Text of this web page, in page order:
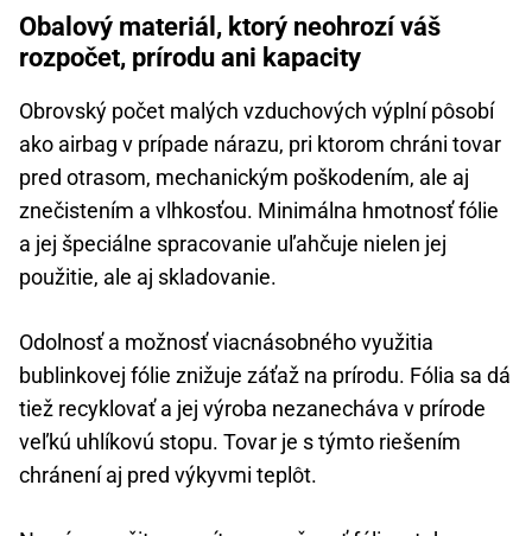
Obalový materiál, ktorý neohrozí váš
rozpočet, prírodu ani kapacity
Obrovský počet malých vzduchových výplní pôsobí
ako airbag v prípade nárazu, pri ktorom chráni tovar
pred otrasom, mechanickým poškodením, ale aj
znečistením a vlhkosťou. Minimálna hmotnosť fólie
a jej špeciálne spracovanie uľahčuje nielen jej
použitie, ale aj skladovanie.
Odolnosť a možnosť viacnásobného využitia
bublinkovej fólie znižuje záťaž na prírodu. Fólia sa dá
tiež recyklovať a jej výroba nezanecháva v prírode
veľkú uhlíkovú stopu. Tovar je s týmto riešením
chránení aj pred výkyvmi teplôt.